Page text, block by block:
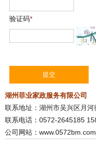
验证码*
湖州菲业家政服务有限公司
联系地址：湖州市吴兴区月
联系电话：0572-2645185
公司网站： www.0572bm.com